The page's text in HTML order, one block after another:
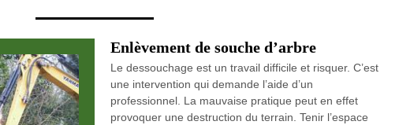
Enlèvement de souche d’arbre
Le dessouchage est un travail difficile et risquer. C’est
une intervention qui demande l’aide d’un
professionnel. La mauvaise pratique peut en effet
provoquer une destruction du terrain. Tenir l’espace